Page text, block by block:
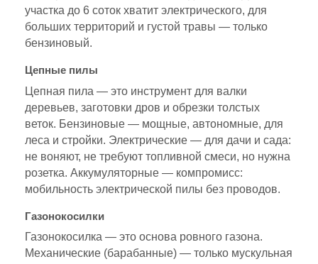
участка до 6 соток хватит электрического, для
больших территорий и густой травы — только
бензиновый.
Цепные пилы
Цепная пила — это инструмент для валки
деревьев, заготовки дров и обрезки толстых
веток. Бензиновые — мощные, автономные, для
леса и стройки. Электрические — для дачи и сада:
не воняют, не требуют топливной смеси, но нужна
розетка. Аккумуляторные — компромисс:
мобильность электрической пилы без проводов.
Газонокосилки
Газонокосилка — это основа ровного газона.
Механические (барабанные) — только мускульная